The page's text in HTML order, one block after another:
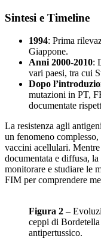
Sintesi e Timeline
1994: Prima
Giappone.
Anni 2000-2010:
vari paesi, tra cui
Dopo
mutazioni in PT,
documentate
La resistenza agli
un fenomeno
vaccini acellulari. Mentre
documentata e diffusa, la
monitorare e studiare le
FIM per comprendere
Figura 2 –
ceppi di Bordetella
antipertussico.